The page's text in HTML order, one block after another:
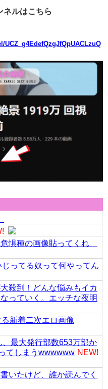
ネルはこちら
危惧種の画像貼ってくれ
ってる奴って何やってん
殺到！どんな悩みもイカ
っていく。エッチな夜明
新着二次エロ画像
、最大発行部数653万部か
てしまうwwwwww NEW!
いたけど、誰か読んでく